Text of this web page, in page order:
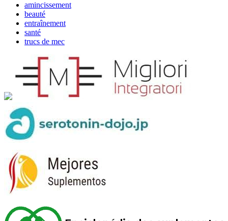
amincissement
beauté
entraînement
santé
trucs de mec